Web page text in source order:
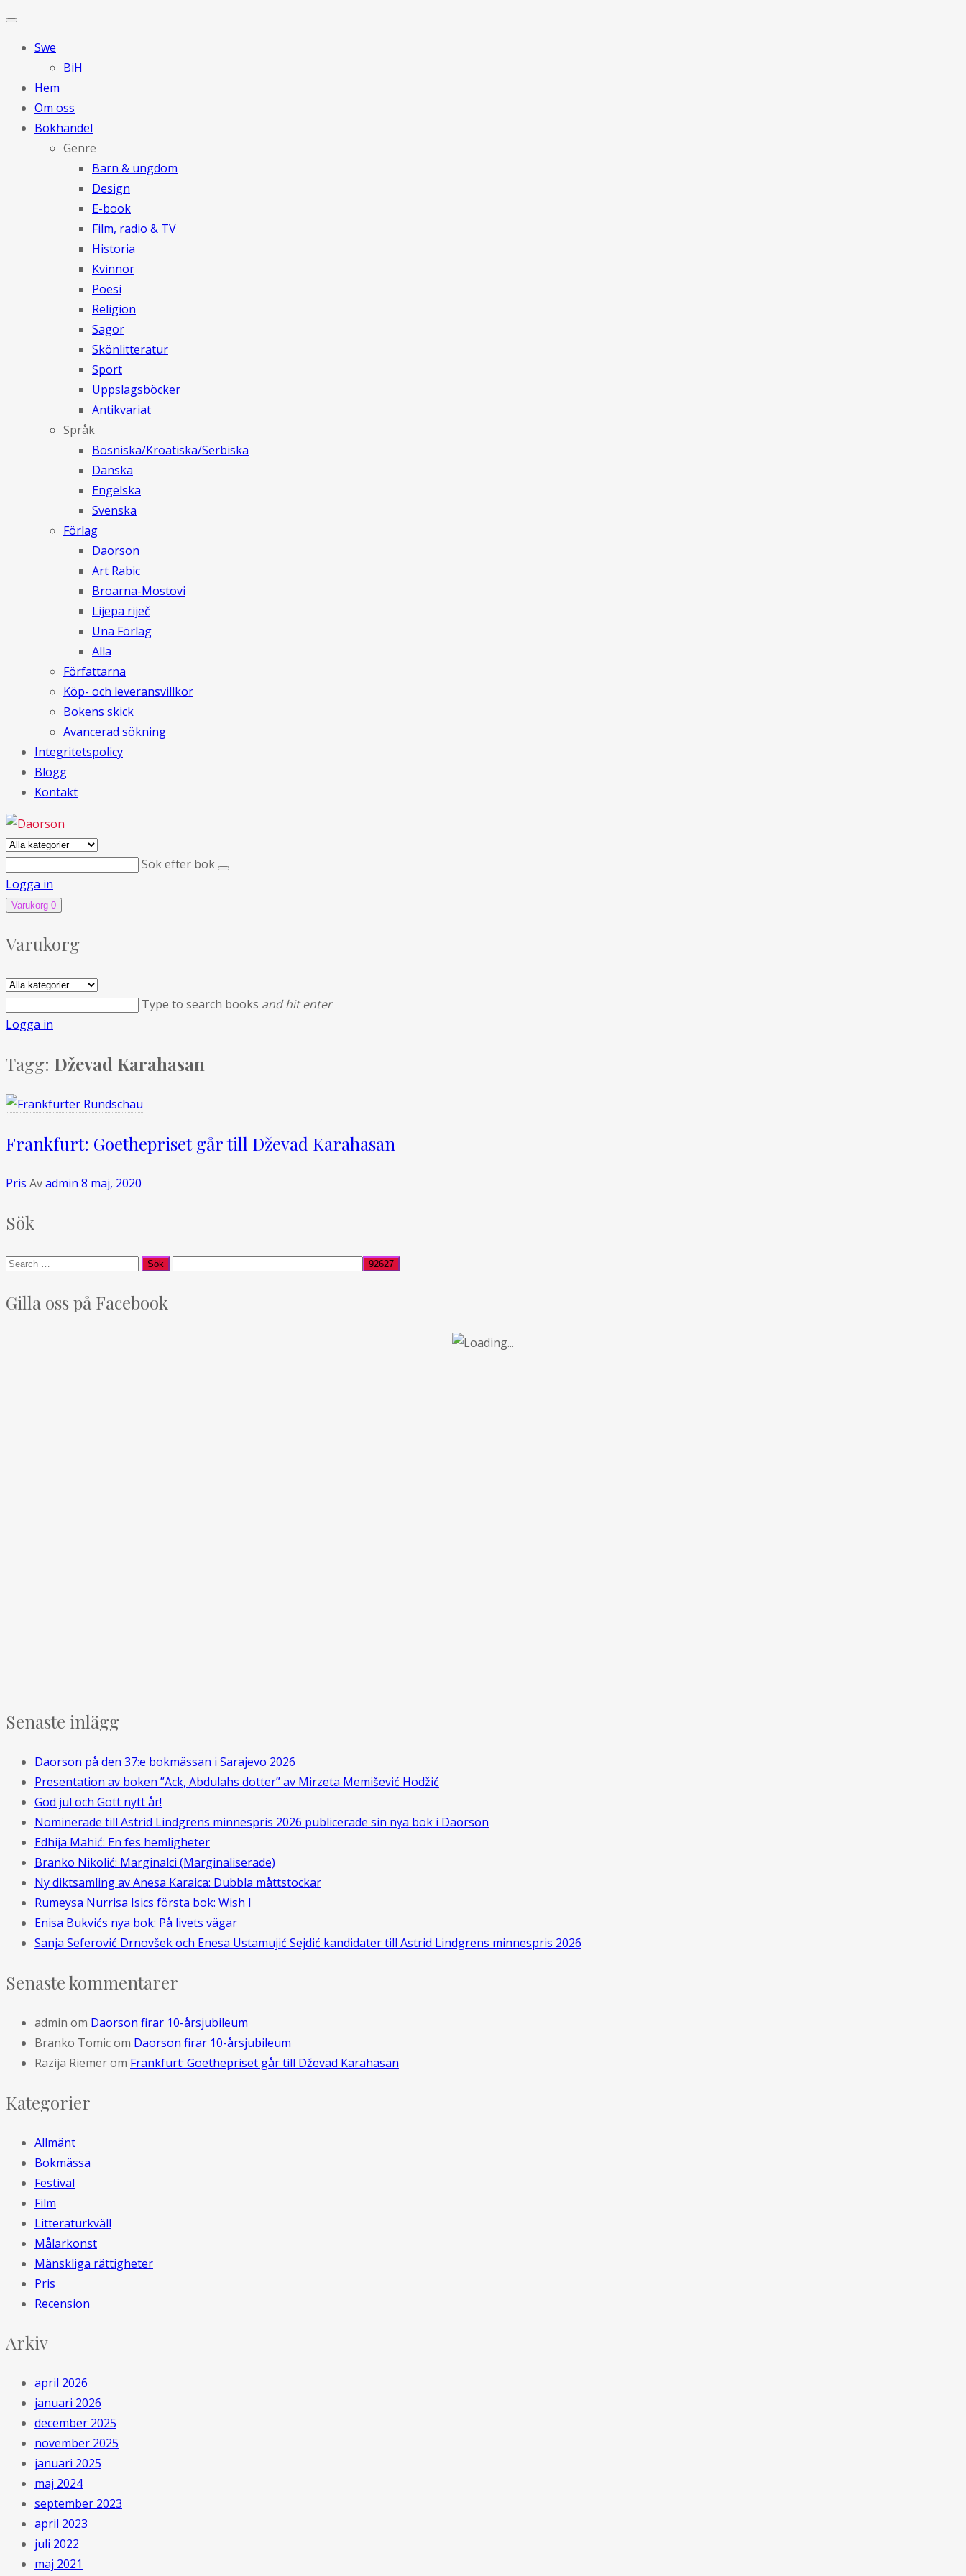
Swe
BiH
Hem
Om oss
Bokhandel
Genre
Barn & ungdom
Design
E-book
Film, radio & TV
Historia
Kvinnor
Poesi
Religion
Sagor
Skönlitteratur
Sport
Uppslagsböcker
Antikvariat
Språk
Bosniska/Kroatiska/Serbiska
Danska
Engelska
Svenska
Förlag
Daorson
Art Rabic
Broarna-Mostovi
Lijepa riječ
Una Förlag
Alla
Författarna
Köp- och leveransvillkor
Bokens skick
Avancerad sökning
Integritetspolicy
Blogg
Kontakt
Sök efter bok
Logga in
Varukorg 0
Varukorg
Type to search books and hit enter
Logga in
Tagg: Dževad Karahasan
Frankfurt: Goethepriset går till Dževad Karahasan
Pris Avadmin 8 maj, 2020
Sök
Gilla oss på Facebook
Senaste inlägg
Daorson på den 37:e bokmässan i Sarajevo 2026
Presentation av boken ”Ack, Abdulahs dotter” av Mirzeta Memišević Hodžić
God jul och Gott nytt år!
Nominerade till Astrid Lindgrens minnespris 2026 publicerade sin nya bok i Daorson
Edhija Mahić: En fes hemligheter
Branko Nikolić: Marginalci (Marginaliserade)
Ny diktsamling av Anesa Karaica: Dubbla måttstockar
Rumeysa Nurrisa Isics första bok: Wish I
Enisa Bukvićs nya bok: På livets vägar
Sanja Seferović Drnovšek och Enesa Ustamujić Sejdić kandidater till Astrid Lindgrens minnespris 2026
Senaste kommentarer
admin om Daorson firar 10-årsjubileum
Branko Tomicom Daorson firar 10-årsjubileum
Razija Riemerom Frankfurt: Goethepriset går till Dževad Karahasan
Kategorier
Allmänt
Bokmässa
Festival
Film
Litteraturkväll
Målarkonst
Mänskliga rättigheter
Pris
Recension
Arkiv
april 2026
januari 2026
december 2025
november 2025
januari 2025
maj 2024
september 2023
april 2023
juli 2022
maj 2021